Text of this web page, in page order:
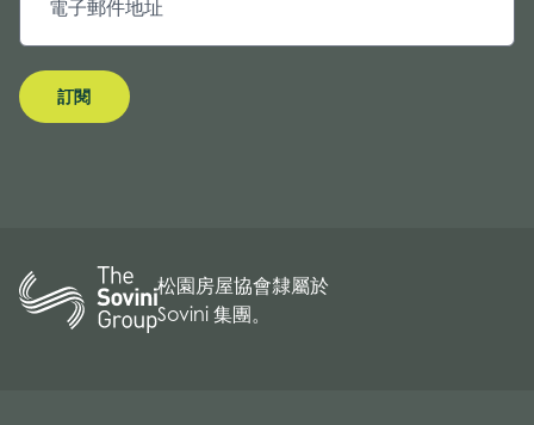
訂閱
松園房屋協會隸屬於
Sovini 集團。